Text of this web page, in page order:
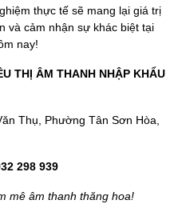
thực tế sẽ mang lại giá trị
và cảm nhận sự khác biệt tại
nay!
ÂM THANH NHẬP KHẨU
Thụ, Phường Tân Sơn Hòa,
298 939
mê âm thanh thăng hoa!